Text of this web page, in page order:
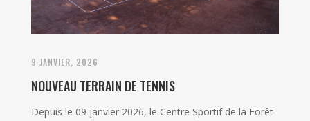
9 JANVIER, 2026
NOUVEAU TERRAIN DE TENNIS
Depuis le 09 janvier 2026, le Centre Sportif de la Forêt